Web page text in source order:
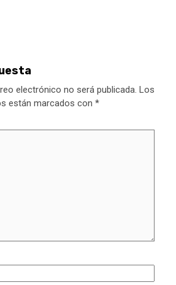
electrónico no será publicada. Los
están marcados con *